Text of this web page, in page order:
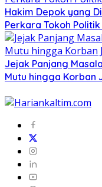
Hakim Depok yang
Perkara Tokoh
Jejak Panjang
Mutu hingga Korban